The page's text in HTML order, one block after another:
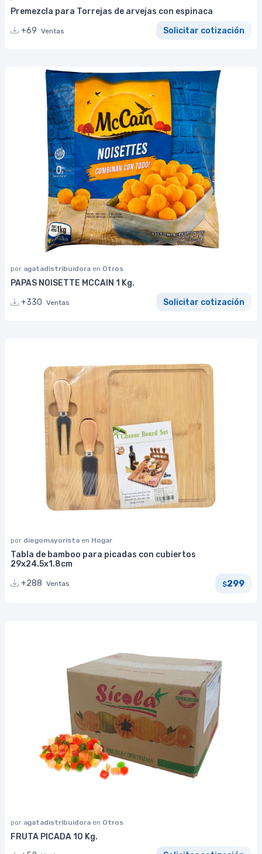
Premezcla para Torrejas de arvejas con espinaca
+69 Ventas Solicitar cotización
por agatadistribuidora en Otros
PAPAS NOISETTE MCCAIN 1 Kg.
+330 Ventas Solicitar cotización
por diegomayorista en Hogar
Tabla de bamboo para picadas con cubiertos
29x24.5x1.8cm
+288 Ventas $299
por agatadistribuidora en Otros
FRUTA PICADA 10 Kg.